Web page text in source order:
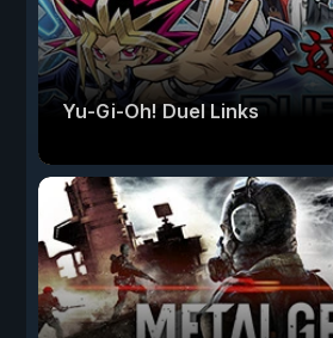
Yu-Gi-Oh! Duel Links